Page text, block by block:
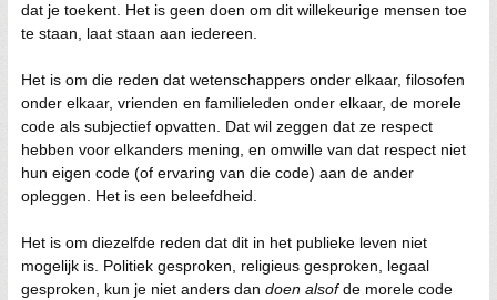
dat je toekent. Het is geen doen om dit willekeurige mensen toe
te staan, laat staan aan iedereen.
Het is om die reden dat wetenschappers onder elkaar, filosofen
onder elkaar, vrienden en familieleden onder elkaar, de morele
code als subjectief opvatten. Dat wil zeggen dat ze respect
hebben voor elkanders mening, en omwille van dat respect niet
hun eigen code (of ervaring van die code) aan de ander
opleggen. Het is een beleefdheid.
Het is om diezelfde reden dat dit in het publieke leven niet
mogelijk is. Politiek gesproken, religieus gesproken, legaal
gesproken, kun je niet anders dan doen alsofde morele code